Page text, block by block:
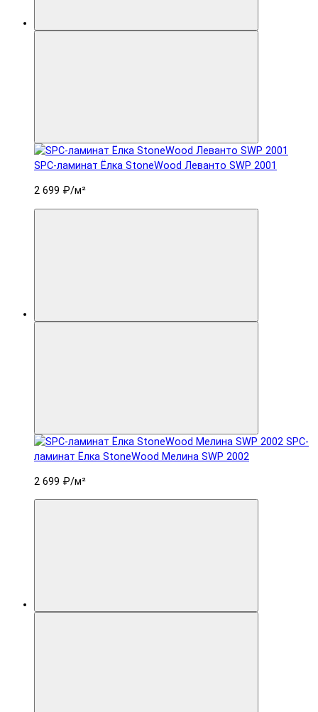
SPC-ламинат Ëлка StoneWood Леванто SWP 2001
2 699 ₽/м²
SPC-
ламинат Ëлка StoneWood Мелина SWP 2002
2 699 ₽/м²